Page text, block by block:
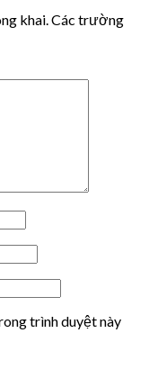
khai. Các trường
trình duyệt này